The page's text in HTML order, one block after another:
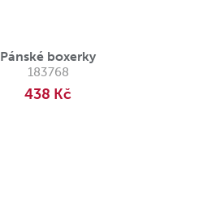
Pánské boxerky
183768
438 Kč